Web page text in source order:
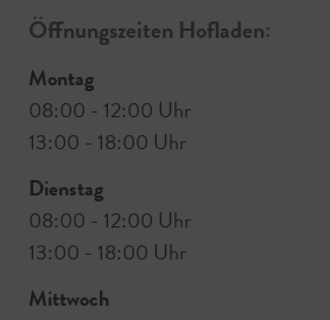
Öffnungszeiten Hofladen:
Montag
08:00 - 12:00 Uhr
13:00 - 18:00 Uhr
Dienstag
08:00 - 12:00 Uhr
13:00 - 18:00 Uhr
Mittwoch